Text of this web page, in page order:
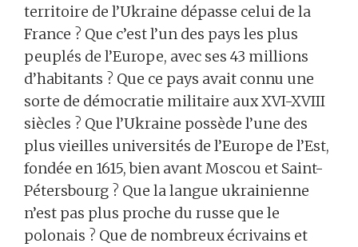
territoire de l’Ukraine dépasse celui de la
France ? Que c’est l’un des pays les plus
peuplés de l’Europe, avec ses 43 millions
d’habitants ? Que ce pays avait connu une
sorte de démocratie militaire aux XVI-XVIII
siècles ? Que l’Ukraine possède l’une des
plus vieilles universités de l’Europe de l’Est,
fondée en 1615, bien avant Moscou et Saint-
Pétersbourg ? Que la langue ukrainienne
n’est pas plus proche du russe que le
polonais ? Que de nombreux écrivains et